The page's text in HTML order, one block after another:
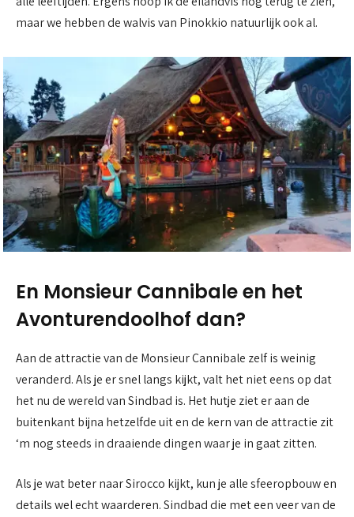
maar we hebben de walvis van Pinokkio natuurlijk ook al.
En Monsieur Cannibale en het
Avonturendoolhof dan?
Aan de attractie van de Monsieur Cannibale zelf is weinig
veranderd. Als je er snel langs kijkt, valt het niet eens op dat
het nu de wereld van Sindbad is. Het hutje ziet er aan de
buitenkant bijna hetzelfde uit en de kern van de attractie zit
‘m nog steeds in draaiende dingen waar je in gaat zitten.
Als je wat beter naar Sirocco kijkt, kun je alle sfeeropbouw en
details wel echt waarderen. Sindbad die met een veer van de